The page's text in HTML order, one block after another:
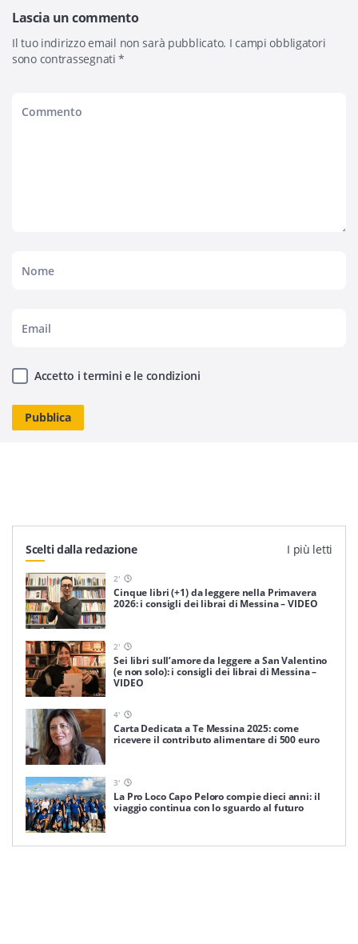
Lascia un commento
Il tuo indirizzo email non sarà pubblicato. I campi obbligatori
sono contrassegnati*
Accetto i termini e le condizioni
Scelti dalla redazione I più letti
2'
Cinque libri (+1) da leggere nella Primavera
2026: i consigli dei librai di Messina – VIDEO
2'
Sei libri sull’amore da leggere a San Valentino
(e non solo): i consigli dei librai di Messina –
VIDEO
4'
Carta Dedicata a Te Messina 2025: come
ricevere il contributo alimentare di 500 euro
3'
La Pro Loco Capo Peloro compie dieci anni: il
viaggio continua con lo sguardo al futuro